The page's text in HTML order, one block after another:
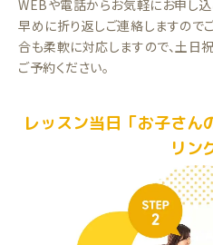
WEBや電話からお気軽にお申し
早めに折り返しご連絡しますので
合も柔軟に対応しますので、土日
ご予約ください。
レッスン当日「お子さん
リン